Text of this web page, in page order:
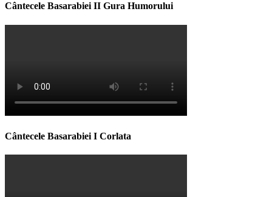
Cântecele Basarabiei II Gura Humorului
Cântecele Basarabiei I Corlata